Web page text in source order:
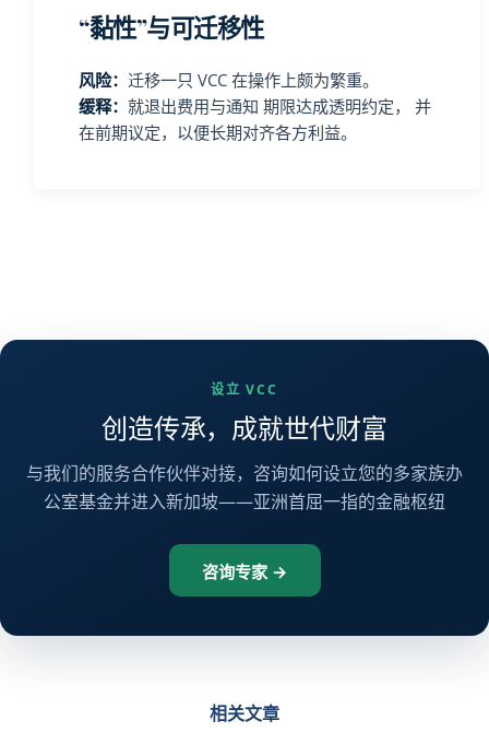
“黏性”与可迁移性
风险： 迁移一只 VCC 在操作上颇为繁重。
缓释： 就退出费用与通知 期限达成透明约定， 并
在前期议定，以便长期对齐各方利益。
设立 VCC
创造传承，成就世代财富
与我们的服务合作伙伴对接，咨询如何设立您的多家族办
公室基金并进入新加坡——亚洲首屈一指的金融枢纽
咨询专家 →
相关文章